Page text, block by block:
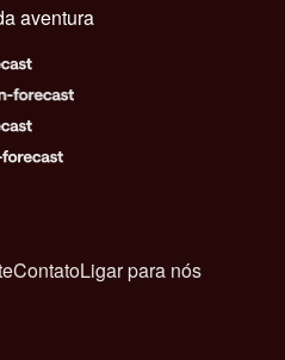
aventura
ContatoLigar para nós